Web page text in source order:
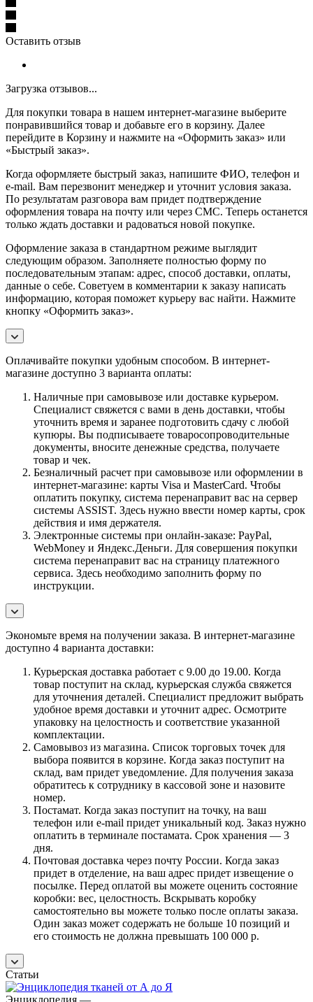
Оставить отзыв
Загрузка отзывов...
Для покупки товара в нашем интернет-магазине выберите
понравившийся товар и добавьте его в корзину. Далее
перейдите в Корзину и нажмите на «Оформить заказ» или
«Быстрый заказ».
Когда оформляете быстрый заказ, напишите ФИО, телефон и
e-mail. Вам перезвонит менеджер и уточнит условия заказа.
По результатам разговора вам придет подтверждение
оформления товара на почту или через СМС. Теперь останется
только ждать доставки и радоваться новой покупке.
Оформление заказа в стандартном режиме выглядит
следующим образом. Заполняете полностью форму по
последовательным этапам: адрес, способ доставки, оплаты,
данные о себе. Советуем в комментарии к заказу написать
информацию, которая поможет курьеру вас найти. Нажмите
кнопку «Оформить заказ».
Оплачивайте покупки удобным способом. В интернет-
магазине доступно 3 варианта оплаты:
Наличные при самовывозе или доставке курьером.
Специалист свяжется с вами в день доставки, чтобы
уточнить время и заранее подготовить сдачу с любой
купюры. Вы подписываете товаросопроводительные
документы, вносите денежные средства, получаете
товар и чек.
Безналичный расчет при самовывозе или оформлении в
интернет-магазине: карты Visa и MasterCard. Чтобы
оплатить покупку, система перенаправит вас на сервер
системы ASSIST. Здесь нужно ввести номер карты, срок
действия и имя держателя.
Электронные системы при онлайн-заказе: PayPal,
WebMoney и Яндекс.Деньги. Для совершения покупки
система перенаправит вас на страницу платежного
сервиса. Здесь необходимо заполнить форму по
инструкции.
Экономьте время на получении заказа. В интернет-магазине
доступно 4 варианта доставки:
Курьерская доставка работает с 9.00 до 19.00. Когда
товар поступит на склад, курьерская служба свяжется
для уточнения деталей. Специалист предложит выбрать
удобное время доставки и уточнит адрес. Осмотрите
упаковку на целостность и соответствие указанной
комплектации.
Самовывоз из магазина. Список торговых точек для
выбора появится в корзине. Когда заказ поступит на
склад, вам придет уведомление. Для получения заказа
обратитесь к сотруднику в кассовой зоне и назовите
номер.
Постамат. Когда заказ поступит на точку, на ваш
телефон или e-mail придет уникальный код. Заказ нужно
оплатить в терминале постамата. Срок хранения — 3
дня.
Почтовая доставка через почту России. Когда заказ
придет в отделение, на ваш адрес придет извещение о
посылке. Перед оплатой вы можете оценить состояние
коробки: вес, целостность. Вскрывать коробку
самостоятельно вы можете только после оплаты заказа.
Один заказ может содержать не больше 10 позиций и
его стоимость не должна превышать 100 000 р.
Статьи
Энциклопедия —